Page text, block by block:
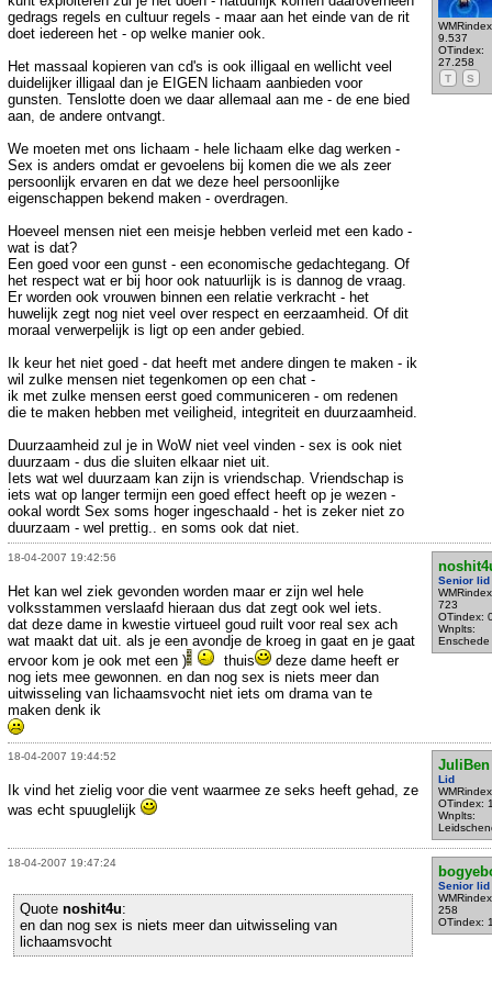
9.537
OTindex:
27.258
T
S
gedrags regels en cultuur regels - maar aan het einde van de rit
doet iedereen het - op welke manier ook.
Het massaal kopieren van cd's is ook illigaal en wellicht veel
duidelijker illigaal dan je EIGEN lichaam aanbieden voor
gunsten. Tenslotte doen we daar allemaal aan me - de ene bied
aan, de andere ontvangt.
We moeten met ons lichaam - hele lichaam elke dag werken -
Sex is anders omdat er gevoelens bij komen die we als zeer
persoonlijk ervaren en dat we deze heel persoonlijke
eigenschappen bekend maken - overdragen.
Hoeveel mensen niet een meisje hebben verleid met een kado -
wat is dat?
Een goed voor een gunst - een economische gedachtegang. Of
het respect wat er bij hoor ook natuurlijk is is dannog de vraag.
Er worden ook vrouwen binnen een relatie verkracht - het
huwelijk zegt nog niet veel over respect en eerzaamheid. Of dit
moraal verwerpelijk is ligt op een ander gebied.
Ik keur het niet goed - dat heeft met andere dingen te maken - ik
wil zulke mensen niet tegenkomen op een chat -
ik met zulke mensen eerst goed communiceren - om redenen
die te maken hebben met veiligheid, integriteit en duurzaamheid.
Duurzaamheid zul je in WoW niet veel vinden - sex is ook niet
duurzaam - dus die sluiten elkaar niet uit.
Iets wat wel duurzaam kan zijn is vriendschap. Vriendschap is
iets wat op langer termijn een goed effect heeft op je wezen -
ookal wordt Sex soms hoger ingeschaald - het is zeker niet zo
duurzaam - wel prettig.. en soms ook dat niet.
18-04-2007 19:42:56
Senior lid
723
OTindex:
Wnplts:
Enschede
Het kan wel ziek gevonden worden maar er zijn wel hele
volksstammen verslaafd hieraan dus dat zegt ook wel iets.
dat deze dame in kwestie virtueel goud ruilt voor real sex ach
wat maakt dat uit. als je een avondje de kroeg in gaat en je gaat
ervoor kom je ook met een )
thuis
deze dame heeft er
nog iets mee gewonnen. en dan nog sex is niets meer dan
uitwisseling van lichaamsvocht niet iets om drama van te
maken denk ik
18-04-2007 19:44:52
JuliBen
Lid
OTindex:
Wnplts:
Ik vind het zielig voor die vent waarmee ze seks heeft gehad, ze
was echt spuuglelijk
18-04-2007 19:47:24
Senior lid
258
OTindex:
Quote noshit4u:
en dan nog sex is niets meer dan uitwisseling van
lichaamsvocht